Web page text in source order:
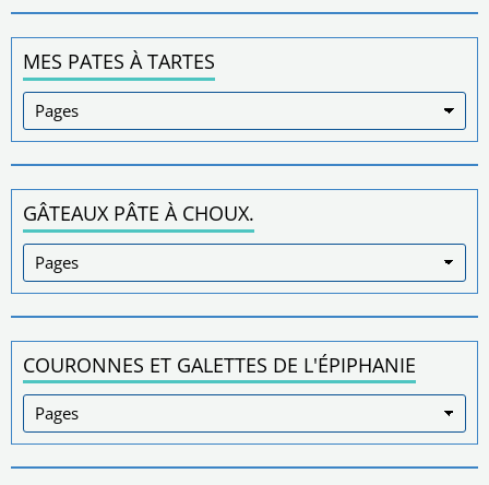
MES PATES À TARTES
GÂTEAUX PÂTE À CHOUX.
COURONNES ET GALETTES DE L'ÉPIPHANIE